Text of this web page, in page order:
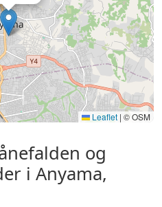
Leaflet | © OSM
og
i Anyama,